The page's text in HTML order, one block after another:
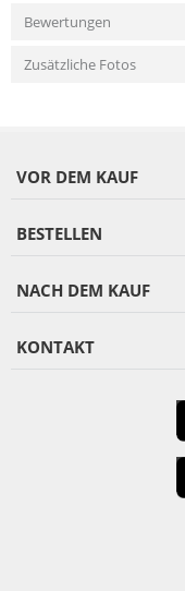
Bewertungen
Zusätzliche Fotos
VOR DEM KAUF
BESTELLEN
NACH DEM KAUF
KONTAKT